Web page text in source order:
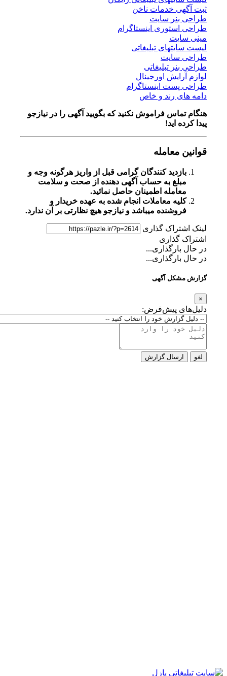
خدمات ناخن
سایت
اینستاگرام
تبلیغاتی
تبلیغاتی
اورجینال
اینستاگرام
رند و خاص
فراموش نکنید که بگویید آگهی را درنیازجو
کنندگان گرامی قبل از واریز هرگونه وجه و
به حساب آگهی دهنده از صحت و سلامت
اطمینان حاصل نمائید.
معاملات انجام شده به عهده خریدار و
میباشد و نیازجو هیچ نظارتی بر آن ندارد.
گذاری
آگهی
پیش‌فرض:
گزارش